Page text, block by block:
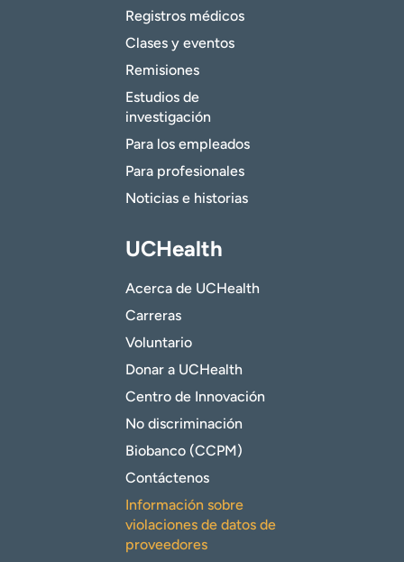
Registros médicos
Clases y eventos
Remisiones
Estudios de
investigación
Para los empleados
Para profesionales
Noticias e historias
UCHealth
Acerca de UCHealth
Carreras
Voluntario
Donar a UCHealth
Centro de Innovación
No discriminación
Biobanco (CCPM)
Contáctenos
Información sobre
violaciones de datos de
proveedores